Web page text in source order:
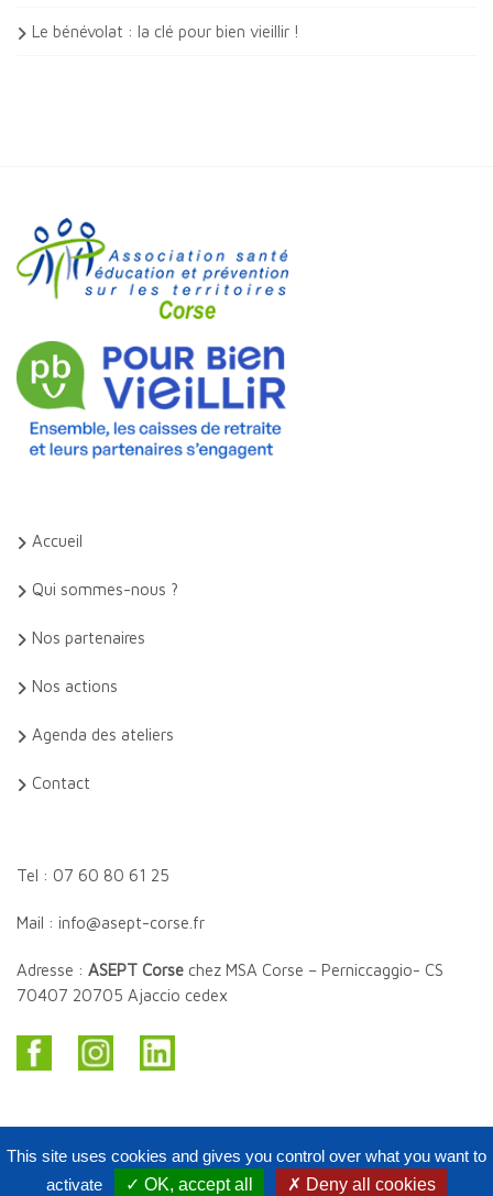
Le bénévolat : la clé pour bien vieillir !
Accueil
Qui sommes-nous ?
Nos partenaires
Nos actions
Agenda des ateliers
Contact
Tel : 07 60 80 61 25
Mail : info@asept-corse.fr
Adresse : ASEPT Corse chez MSA Corse – Perniccaggio- CS
70407 20705 Ajaccio cedex
Copyright Asept Corse 2020. Tous droits réservés.
This site uses cookies and gives you control over what you want to
activate
✓ OK, accept all ✗ Deny all cookies